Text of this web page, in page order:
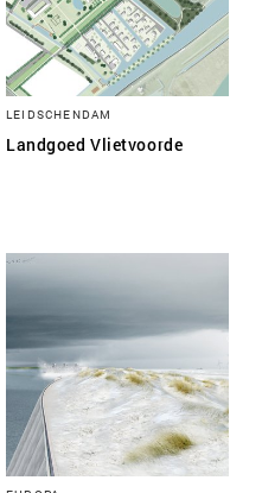
LEIDSCHENDAM
Landgoed Vlietvoorde